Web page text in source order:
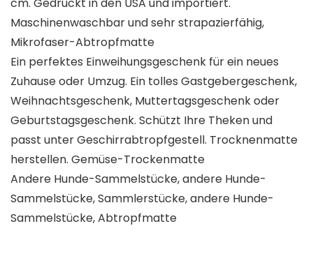
cm. Gedruckt in den USA und importiert.
Maschinenwaschbar und sehr strapazierfähig,
Mikrofaser-Abtropfmatte
Ein perfektes Einweihungsgeschenk für ein neues
Zuhause oder Umzug. Ein tolles Gastgebergeschenk,
Weihnachtsgeschenk, Muttertagsgeschenk oder
Geburtstagsgeschenk. Schützt Ihre Theken und
passt unter Geschirrabtropfgestell. Trocknenmatte
herstellen. Gemüse-Trockenmatte
Andere Hunde-Sammelstücke, andere Hunde-
Sammelstücke, Sammlerstücke, andere Hunde-
Sammelstücke, Abtropfmatte